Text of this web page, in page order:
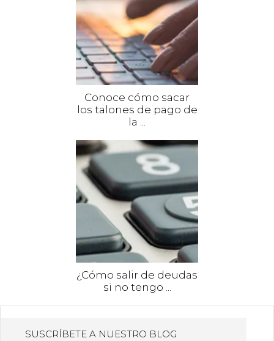
Conoce cómo sacar
los talones de pago de
la ...
¿Cómo salir de deudas
si no tengo ...
SUSCRÍBETE A NUESTRO BLOG